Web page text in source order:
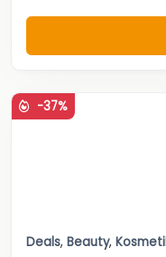
-37%
Deals, Beauty,